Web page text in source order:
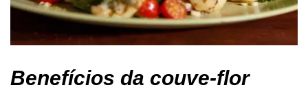
Benefícios da couve-flor